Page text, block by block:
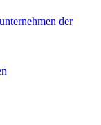
der